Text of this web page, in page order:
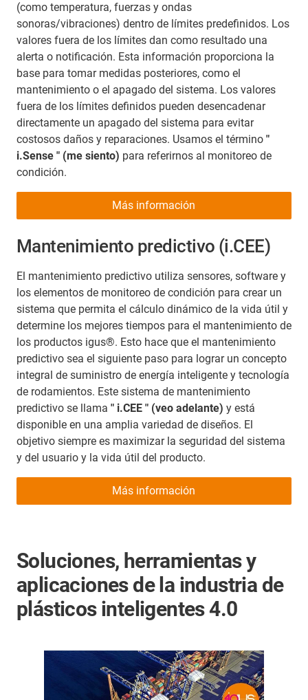
(como temperatura, fuerzas y ondas
sonoras/vibraciones) dentro de límites predefinidos. Los
valores fuera de los límites dan como resultado una
alerta o notificación. Esta información proporciona la
base para tomar medidas posteriores, como el
mantenimiento o el apagado del sistema. Los valores
fuera de los límites definidos pueden desencadenar
directamente un apagado del sistema para evitar
costosos daños y reparaciones. Usamos el término "
i.Sense " (me siento) para referirnos al monitoreo de
condición.
Más información
Mantenimiento predictivo (i.CEE)
El mantenimiento predictivo utiliza sensores, software y
los elementos de monitoreo de condición para crear un
sistema que permita el cálculo dinámico de la vida útil y
determine los mejores tiempos para el mantenimiento de
los productos igus®. Esto hace que el mantenimiento
predictivo sea el siguiente paso para lograr un concepto
integral de suministro de energía inteligente y tecnología
de rodamientos. Este sistema de mantenimiento
predictivo se llama " i.CEE " (veo adelante) y está
disponible en una amplia variedad de diseños. El
objetivo siempre es maximizar la seguridad del sistema
y del usuario y la vida útil del producto.
Más información
Soluciones, herramientas y
aplicaciones de la industria de
plásticos inteligentes 4.0